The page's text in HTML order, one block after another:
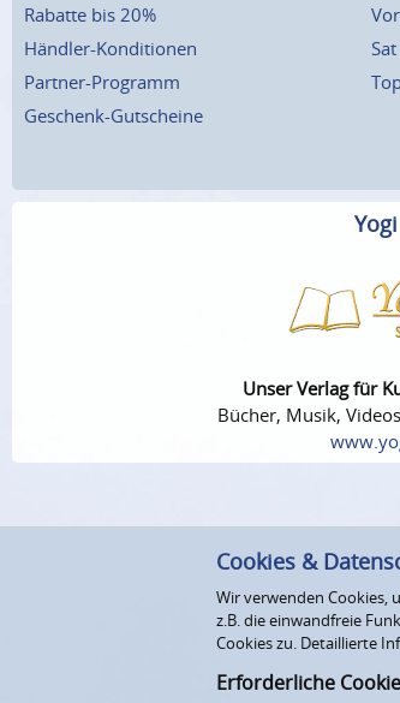
Rabatte bis 20%
Händler-Konditionen
Partner-Programm
Geschenk-Gutscheine
Unser Verlag für
Bücher, Musik,
Cookies &
Wir verwenden Cookies,
z.B. die einwandfreie
Cookies zu. Detaillierte
Erforderliche